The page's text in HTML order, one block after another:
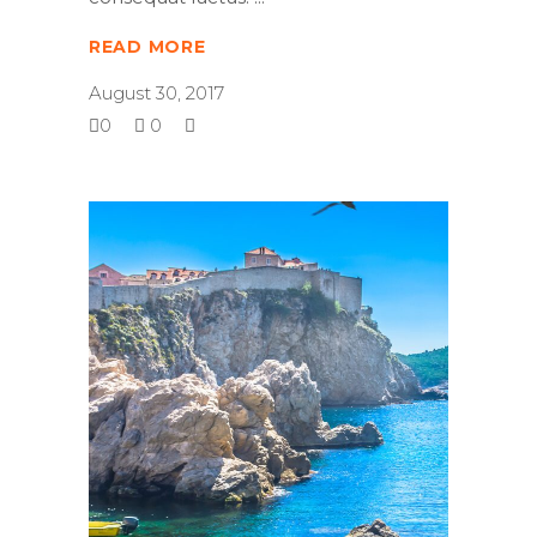
READ MORE
August 30, 2017
0
0